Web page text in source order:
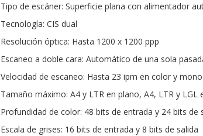
Tipo de escáner: Superficie plana con alimentador
Tecnología: CIS dual
Resolución óptica: Hasta 1200 x 1200 ppp
Escaneo a doble cara: Automático de una sola
Velocidad de escaneo: Hasta 23 ipm en color y
Tamaño máximo: A4 y LTR en plano, A4, LTR y LGL
Profundidad de color: 48 bits de entrada y 24 bits de
Escala de grises: 16 bits de entrada y 8 bits de salida